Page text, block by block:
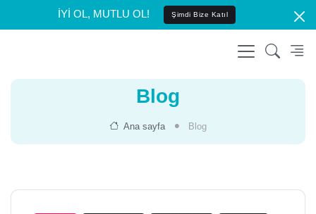
İYİ OL, MUTLU OL! Şimdi Bize Katıl
Blog
Ana sayfa Blog